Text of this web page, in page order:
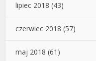
lipiec 2018 (43)
czerwiec 2018 (57)
maj 2018 (61)